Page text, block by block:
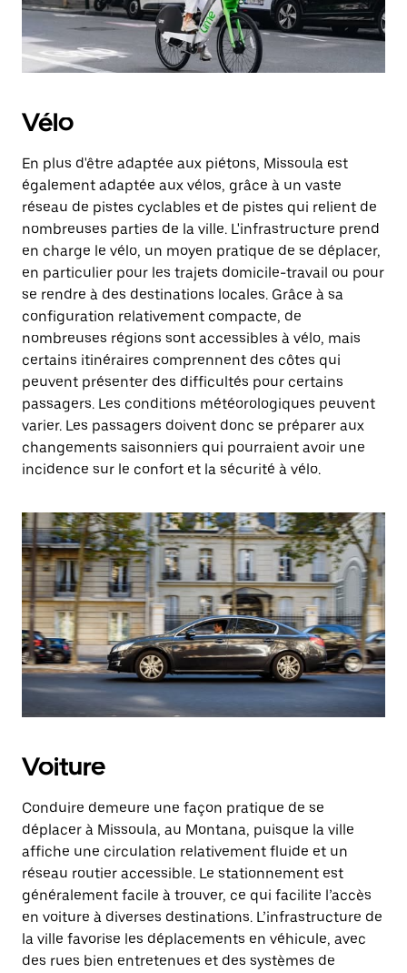
Vélo
En plus d'être adaptée aux piétons, Missoula est
également adaptée aux vélos, grâce à un vaste
réseau de pistes cyclables et de pistes qui relient de
nombreuses parties de la ville. L'infrastructure prend
en charge le vélo, un moyen pratique de se déplacer,
en particulier pour les trajets domicile-travail ou pour
se rendre à des destinations locales. Grâce à sa
configuration relativement compacte, de
nombreuses régions sont accessibles à vélo, mais
certains itinéraires comprennent des côtes qui
peuvent présenter des difficultés pour certains
passagers. Les conditions météorologiques peuvent
varier. Les passagers doivent donc se préparer aux
changements saisonniers qui pourraient avoir une
incidence sur le confort et la sécurité à vélo.
Voiture
Conduire demeure une façon pratique de se
déplacer à Missoula, au Montana, puisque la ville
affiche une circulation relativement fluide et un
réseau routier accessible. Le stationnement est
généralement facile à trouver, ce qui facilite l’accès
en voiture à diverses destinations. L’infrastructure de
la ville favorise les déplacements en véhicule, avec
des rues bien entretenues et des systèmes de